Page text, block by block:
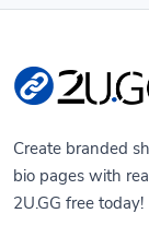
Create branded
bio pages with
2U.GG free today!